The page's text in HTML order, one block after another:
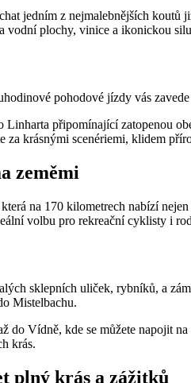
jedním z nejmalebnějších
vodní plochy, vinice a ikonickou
pohodové jízdy vás
Linharta připomínající zatopenou
krásnými scenériemi, klidem
zeměmi
na 170 kilometrech nabízí
volbu pro rekreační cyklisty i
sklepních uliček, rybníků, a
Mistelbachu.
do Vídně, kde se můžete
krás.
plný krás a zážitků